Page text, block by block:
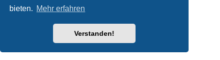
bieten. Mehr erfahren
Verstanden!